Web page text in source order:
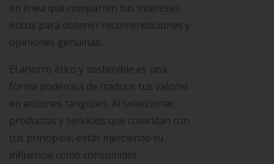
en línea que comparten tus intereses
éticos para obtener recomendaciones y
opiniones genuinas.
El ahorro ético y sostenible es una
forma poderosa de traducir tus valores
en acciones tangibles. Al seleccionar
productos y servicios que coincidan con
tus principios, estás ejerciendo tu
influencia como consumidor